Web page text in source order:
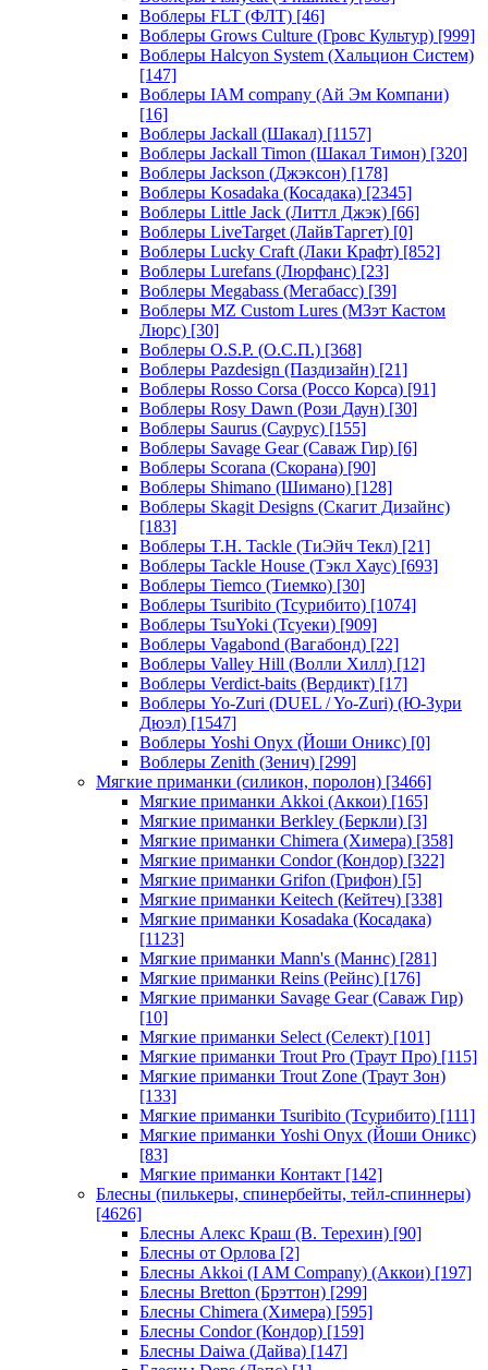
Воблеры FLT (ФЛТ) [46]
Воблеры Grows Culture (Гровс Культур) [999]
Воблеры Halcyon System (Хальцион Систем)
[147]
Воблеры IAM company (Ай Эм Компани)
[16]
Воблеры Jackall (Шакал) [1157]
Воблеры Jackall Timon (Шакал Тимон) [320]
Воблеры Jackson (Джэксон) [178]
Воблеры Kosadaka (Косадака) [2345]
Воблеры Little Jack (Литтл Джэк) [66]
Воблеры LiveTarget (ЛайвТаргет) [0]
Воблеры Lucky Craft (Лаки Крафт) [852]
Воблеры Lurefans (Люрфанс) [23]
Воблеры Megabass (Мегабасс) [39]
Воблеры MZ Custom Lures (МЗэт Кастом
Люрс) [30]
Воблеры O.S.P. (О.С.П.) [368]
Воблеры Pazdesign (Паздизайн) [21]
Воблеры Rosso Corsa (Россо Корса) [91]
Воблеры Rosy Dawn (Рози Даун) [30]
Воблеры Saurus (Саурус) [155]
Воблеры Savage Gear (Саваж Гир) [6]
Воблеры Scorana (Скорана) [90]
Воблеры Shimano (Шимано) [128]
Воблеры Skagit Designs (Скагит Дизайнс)
[183]
Воблеры T.H. Tackle (ТиЭйч Текл) [21]
Воблеры Tackle House (Тэкл Хаус) [693]
Воблеры Tiemco (Тиемко) [30]
Воблеры Tsuribito (Тсурибито) [1074]
Воблеры TsuYoki (Тсуеки) [909]
Воблеры Vagabond (Вагабонд) [22]
Воблеры Valley Hill (Волли Хилл) [12]
Воблеры Verdict-baits (Вердикт) [17]
Воблеры Yo-Zuri (DUEL / Yo-Zuri) (Ю-Зури
Дюэл) [1547]
Воблеры Yoshi Onyx (Йоши Оникс) [0]
Воблеры Zenith (Зенич) [299]
Мягкие приманки (силикон, поролон) [3466]
Мягкие приманки Akkoi (Аккои) [165]
Мягкие приманки Berkley (Беркли) [3]
Мягкие приманки Chimera (Химера) [358]
Мягкие приманки Condor (Кондор) [322]
Мягкие приманки Grifon (Грифон) [5]
Мягкие приманки Keitech (Кейтеч) [338]
Мягкие приманки Kosadaka (Косадака)
[1123]
Мягкие приманки Mann's (Маннс) [281]
Мягкие приманки Reins (Рейнс) [176]
Мягкие приманки Savage Gear (Саваж Гир)
[10]
Мягкие приманки Select (Селект) [101]
Мягкие приманки Trout Pro (Траут Про) [115]
Мягкие приманки Trout Zone (Траут Зон)
[133]
Мягкие приманки Tsuribito (Тсурибито) [111]
Мягкие приманки Yoshi Onyx (Йоши Оникс)
[83]
Мягкие приманки Контакт [142]
Блесны (пилькеры, спинербейты, тейл-спиннеры)
[4626]
Блесны Алекс Краш (В. Терехин) [90]
Блесны от Орлова [2]
Блесны Akkoi (I AM Company) (Аккои) [197]
Блесны Bretton (Брэттон) [299]
Блесны Chimera (Химера) [595]
Блесны Condor (Кондор) [159]
Блесны Daiwa (Дайва) [147]